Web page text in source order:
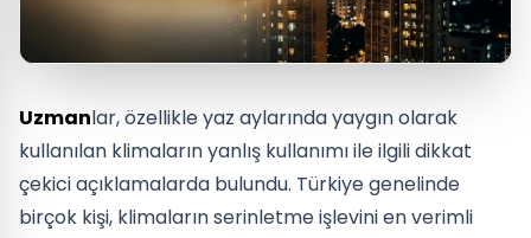
Uzmanlar, özellikle yaz aylarında yaygın olarak
kullanılan klimaların yanlış kullanımı ile ilgili dikkat
çekici açıklamalarda bulundu. Türkiye genelinde
birçok kişi, klimaların serinletme işlevini en verimli